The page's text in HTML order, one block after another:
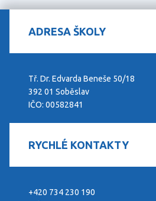
ADRESA ŠKOLY
Tř. Dr. Edvarda Beneše 50/18
392 01 Soběslav
IČO: 00582841
RYCHLÉ KONTAKTY
+420 734 230 190